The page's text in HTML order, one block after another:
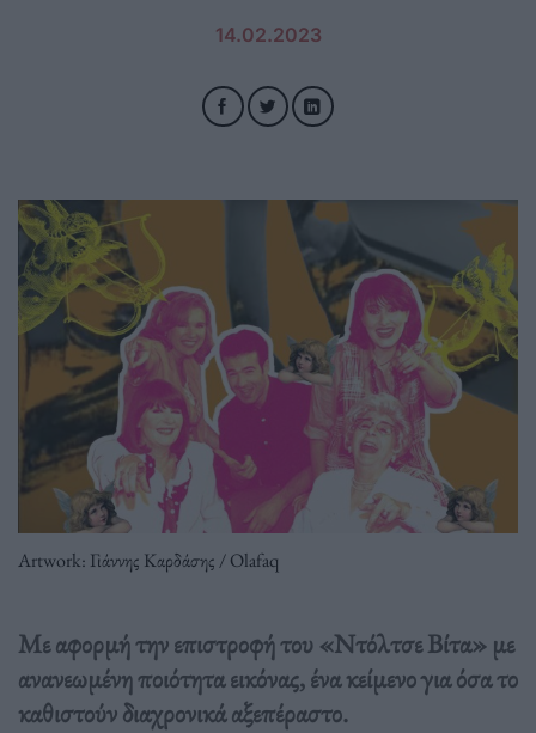
14.02.2023
Artwork: Γιάννης Καρδάσης / Olafaq
Με αφορμή την επιστροφή του «Ντόλτσε Βίτα» με
ανανεωμένη ποιότητα εικόνας, ένα κείμενο για όσα το
καθιστούν διαχρονικά αξεπέραστο.